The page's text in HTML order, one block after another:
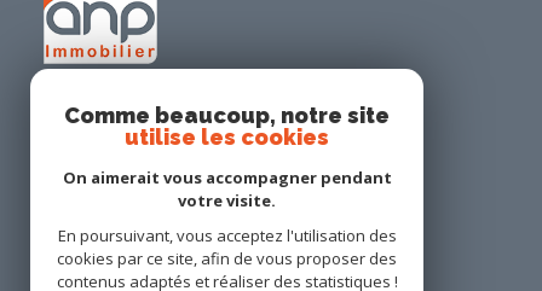
ANP IMMOBILIER
34 place Georges Gaudet
44140 Geneston
Comme beaucoup, notre site
utilise les cookies
On aimerait vous accompagner pendant
votre visite.
En poursuivant, vous acceptez l'utilisation des
cookies par ce site, afin de vous proposer des
contenus adaptés et réaliser des statistiques !